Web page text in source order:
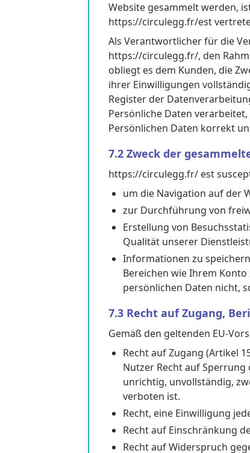
Website gesammelt werden,
https://circulegg.fr/est
Als Verantwortlicher für die
https://circulegg.fr/, den
obliegt es dem Kunden, die
ihrer Einwilligungen
Register der
Persönliche Daten
Persönlichen Daten korrekt
7.2 Zweck der
https://circulegg.fr/ est
um die Navigation auf der
zur Durchführung von
Erstellung von
Qualität unserer
Informationen zu
Bereichen wie Ihrem
persönlichen Daten nicht,
7.3 Recht auf Zugang,
Gemäß den geltenden EU-
Recht auf Zugang (Artikel
Nutzer Recht auf Sperrung
unrichtig, unvollständig,
verboten ist.
Recht, eine Einwilligung
Recht auf Einschränkung
Recht auf Widerspruch